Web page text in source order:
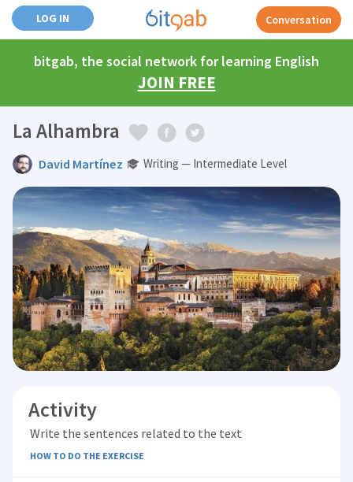
LOG IN Conversation
bitgab, the social network for learning English
JOIN FREE
La Alhambra
David Martínez Writing — Intermediate Level
Activity
Write the sentences related to the text
HOW TO DO THE EXERCISE